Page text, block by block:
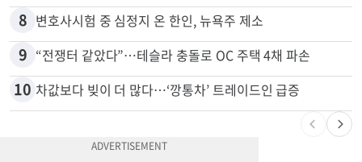
8 변호사시험 중 심정지 온 한인, 뉴욕주 제소
9 “전쟁터 같았다”…테슬라 충돌로 OC 주택 4채 파손
10 차값보다 빚이 더 많다…‘깡통차’ 트레이드인 급증